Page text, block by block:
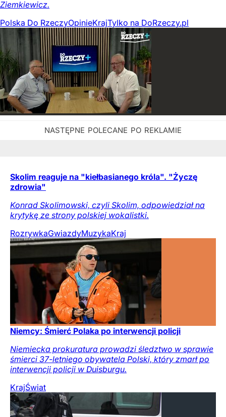
Ziemkiewicz.
Polska Do RzeczyOpinieKrajTylko na DoRzeczy.pl
Skolim reaguje na "kiełbasianego króla". "Życzę
zdrowia"
Konrad Skolimowski, czyli Skolim, odpowiedział na
krytykę ze strony polskiej wokalistki.
RozrywkaGwiazdyMuzykaKraj
Niemcy: Śmierć Polaka po interwencji policji
Niemiecka prokuratura prowadzi śledztwo w sprawie
śmierci 37-letniego obywatela Polski, który zmarł po
interwencji policji w Duisburgu.
KrajŚwiat